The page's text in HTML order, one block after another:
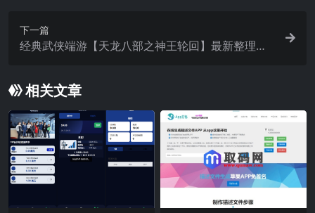
下一篇
经典武侠端游【天龙八部之神王轮回】最新整理单
M工具+详细搭建教程
相关文章